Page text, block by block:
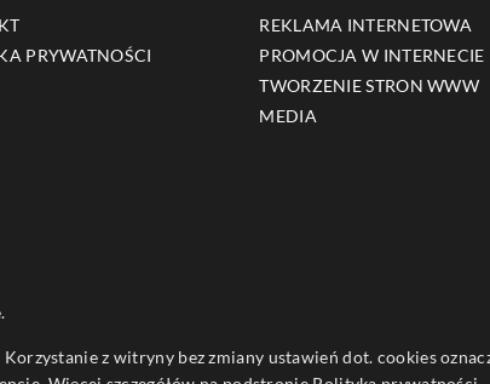
PRYWATNOŚCI
REKLAMA INTERNETOWA
PROMOCJA W INTERNECIE
TWORZENIE STRON WWW
MEDIA
z witryny bez zmiany ustawień dot. cookies